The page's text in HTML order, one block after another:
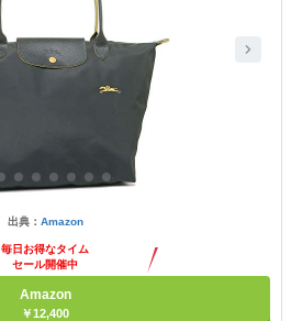
出典： Amazon
毎日お得なタイム
セール開催中
Amazon
￥12,400